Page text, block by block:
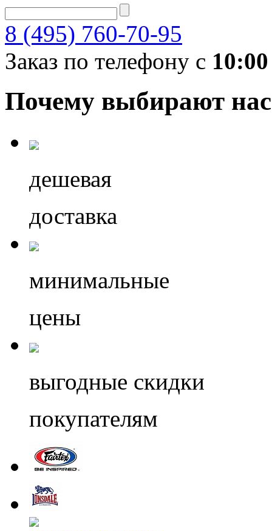
8 (495) 760-70-95
Заказ по телефону с 10:00
Почему выбирают нас
дешевая
доставка
минимальные
цены
выгодные скидки
покупателям